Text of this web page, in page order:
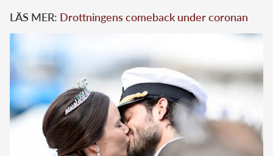
LÄS MER: Drottningens comeback under coronan